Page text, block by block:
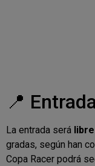
📍
La entrada será
gradas, según han
Copa Racer podrá